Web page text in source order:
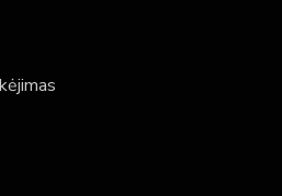
paslauga